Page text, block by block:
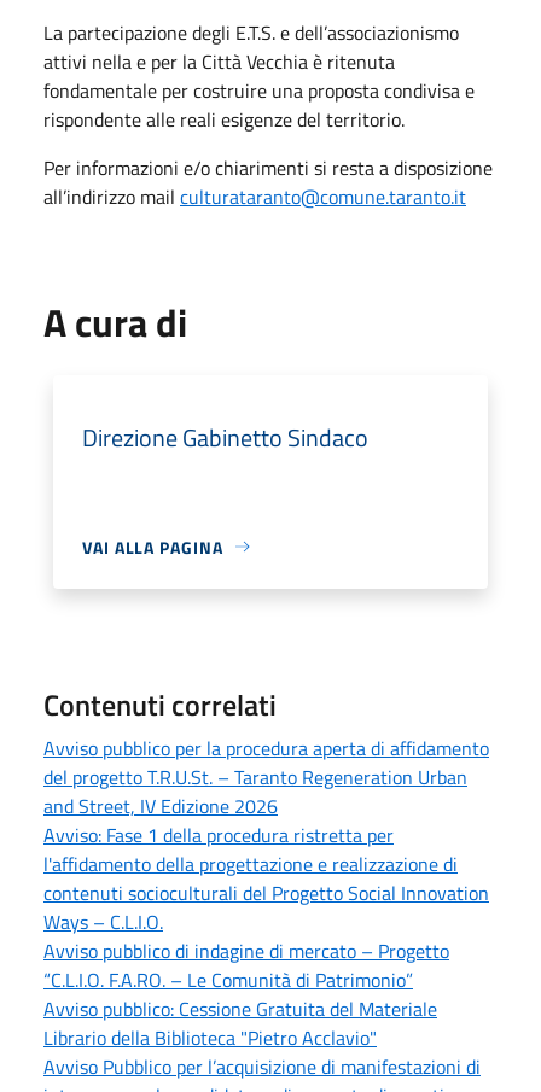
La partecipazione degli E.T.S. e dell’associazionismo
attivi nella e per la Città Vecchia è ritenuta
fondamentale per costruire una proposta condivisa e
rispondente alle reali esigenze del territorio.
Per informazioni e/o chiarimenti si resta a disposizione
all’indirizzo mail culturataranto@comune.taranto.it
A cura di
Direzione Gabinetto Sindaco
VAI ALLA PAGINA
Contenuti correlati
Avviso pubblico per la procedura aperta di affidamento
del progetto T.R.U.St. – Taranto Regeneration Urban
and Street, IV Edizione 2026
Avviso: Fase 1 della procedura ristretta per
l'affidamento della progettazione e realizzazione di
contenuti socioculturali del Progetto Social Innovation
Ways – C.L.I.O.
Avviso pubblico di indagine di mercato – Progetto
“C.L.I.O. F.A.RO. – Le Comunità di Patrimonio”
Avviso pubblico: Cessione Gratuita del Materiale
Librario della Biblioteca "Pietro Acclavio"
Avviso Pubblico per l’acquisizione di manifestazioni di